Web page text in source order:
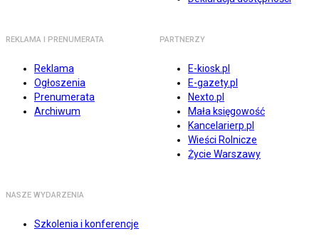
REKLAMA I PRENUMERATA
Reklama
Ogłoszenia
Prenumerata
Archiwum
PARTNERZY
E-kiosk.pl
E-gazety.pl
Nexto.pl
Mała księgowość
Kancelarierp.pl
Wieści Rolnicze
Życie Warszawy
NASZE WYDARZENIA
Szkolenia i konferencje